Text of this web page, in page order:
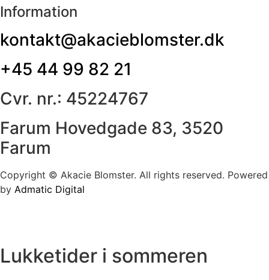
Information
kontakt@akacieblomster.dk
+45 44 99 82 21
Cvr. nr.: 45224767
Farum Hovedgade 83, 3520
Farum
Copyright © Akacie Blomster. All rights reserved. Powered
by Admatic Digital
Lukketider i sommeren